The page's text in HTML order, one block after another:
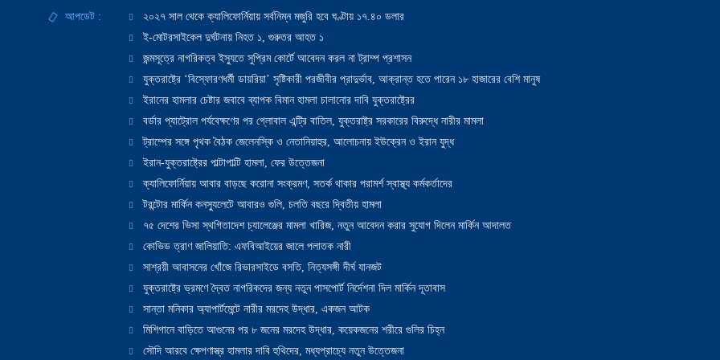
আপডেট :
২০২৭ সাল থেকে ক্যালিফোর্নিয়ায় সর্বনিম্ন মজুরি হবে ঘণ্টায় ১৭.৪০ ডলার
ই-মোটরসাইকেল দুর্ঘটনায় নিহত ১, গুরুতর আহত ১
জন্মসূত্রে নাগরিকত্ব ইস্যুতে সুপ্রিম কোর্টে আবেদন করল না ট্রাম্প প্রশাসন
যুক্তরাষ্ট্রে ‘বিস্ফোরণধর্মী ডায়রিয়া’ সৃষ্টিকারী পরজীবীর প্রাদুর্ভাব, আক্রান্ত হতে পারেন ১৮ হাজারের বেশি মানুষ
ইরানের হামলার চেষ্টার জবাবে ব্যাপক বিমান হামলা চালানোর দাবি যুক্তরাষ্ট্রের
বর্ডার প্যাট্রোল পর্যবেক্ষণের পর গ্লোবাল এন্ট্রি বাতিল, যুক্তরাষ্ট্র সরকারের বিরুদ্ধে নারীর মামলা
ট্রাম্পের সঙ্গে পৃথক বৈঠক জেলেনস্কি ও নেতানিয়াহুর, আলোচনায় ইউক্রেন ও ইরান যুদ্ধ
ইরান-যুক্তরাষ্ট্রের পাল্টাপাল্টি হামলা, ফের উত্তেজনা
ক্যালিফোর্নিয়ায় আবার বাড়ছে করোনা সংক্রমণ, সতর্ক থাকার পরামর্শ স্বাস্থ্য কর্মকর্তাদের
টরন্টোর মার্কিন কনস্যুলেটে আবারও গুলি, চলতি বছরে দ্বিতীয় হামলা
৭৫ দেশের ভিসা স্থগিতাদেশ চ্যালেঞ্জের মামলা খারিজ, নতুন আবেদন করার সুযোগ দিলেন মার্কিন আদালত
কোভিড ত্রাণ জালিয়াতি: এফবিআইয়ের জালে পলাতক নারী
সাশ্রয়ী আবাসনের খোঁজে রিভারসাইডে বসতি, নিত্যসঙ্গী দীর্ঘ যানজট
যুক্তরাষ্ট্রে ভ্রমণে দ্বৈত নাগরিকদের জন্য নতুন পাসপোর্ট নির্দেশনা দিল মার্কিন দূতাবাস
সান্তা মনিকার অ্যাপার্টমেন্টে নারীর মরদেহ উদ্ধার, একজন আটক
মিশিগানে বাড়িতে আগুনের পর ৮ জনের মরদেহ উদ্ধার, কয়েকজনের শরীরে গুলির চিহ্ন
সৌদি আরবে ক্ষেপণাস্ত্র হামলার দাবি হুথিদের, মধ্যপ্রাচ্যে নতুন উত্তেজনা